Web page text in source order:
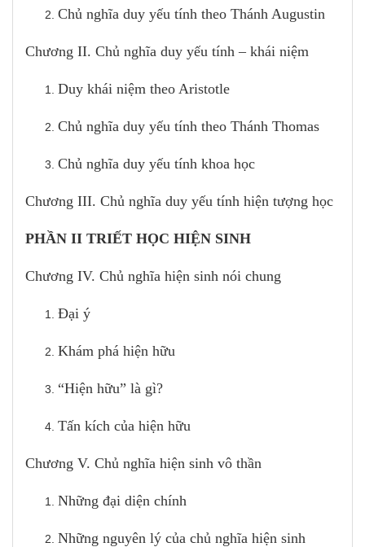
Chủ nghĩa duy yếu tính theo Thánh Augustin
Chương II. Chủ nghĩa duy yếu tính – khái niệm
Duy khái niệm theo Aristotle
Chủ nghĩa duy yếu tính theo Thánh Thomas
Chủ nghĩa duy yếu tính khoa học
Chương III. Chủ nghĩa duy yếu tính hiện tượng học
PHẦN II TRIẾT HỌC HIỆN SINH
Chương IV. Chủ nghĩa hiện sinh nói chung
Đại ý
Khám phá hiện hữu
“Hiện hữu” là gì?
Tấn kích của hiện hữu
Chương V. Chủ nghĩa hiện sinh vô thần
Những đại diện chính
Những nguyên lý của chủ nghĩa hiện sinh